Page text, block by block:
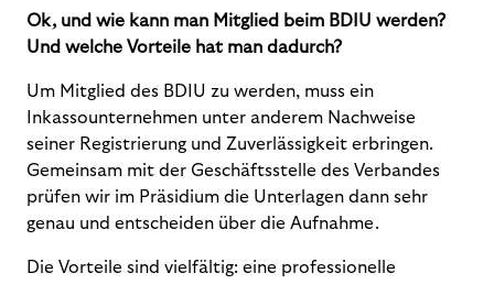
Ok, und wie kann man Mitglied beim BDIU werden?
Und welche Vorteile hat man dadurch?
Um Mitglied des BDIU zu werden, muss ein
Inkassounternehmen unter anderem Nachweise
seiner Registrierung und Zuverlässigkeit erbringen.
Gemeinsam mit der Geschäftsstelle des Verbandes
prüfen wir im Präsidium die Unterlagen dann sehr
genau und entscheiden über die Aufnahme.
Die Vorteile sind vielfältig: eine professionelle